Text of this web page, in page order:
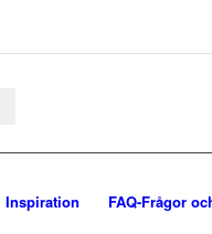
Inspiration FAQ-Frågor